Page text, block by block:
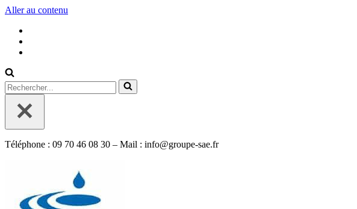
Aller au contenu
Rechercher...
Téléphone : 09 70 46 08 30 – Mail : info@groupe-sae.fr